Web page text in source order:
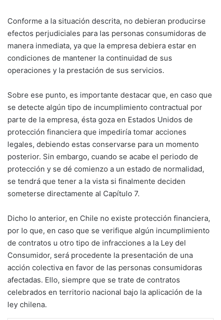
Conforme a la situación descrita, no debieran producirse
efectos perjudiciales para las personas consumidoras de
manera inmediata, ya que la empresa debiera estar en
condiciones de mantener la continuidad de sus
operaciones y la prestación de sus servicios.
Sobre ese punto, es importante destacar que, en caso que
se detecte algún tipo de incumplimiento contractual por
parte de la empresa, ésta goza en Estados Unidos de
protección financiera que impediría tomar acciones
legales, debiendo estas conservarse para un momento
posterior. Sin embargo, cuando se acabe el periodo de
protección y se dé comienzo a un estado de normalidad,
se tendrá que tener a la vista si finalmente deciden
someterse directamente al Capítulo 7.
Dicho lo anterior, en Chile no existe protección financiera,
por lo que, en caso que se verifique algún incumplimiento
de contratos u otro tipo de infracciones a la Ley del
Consumidor, será procedente la presentación de una
acción colectiva en favor de las personas consumidoras
afectadas. Ello, siempre que se trate de contratos
celebrados en territorio nacional bajo la aplicación de la
ley chilena.